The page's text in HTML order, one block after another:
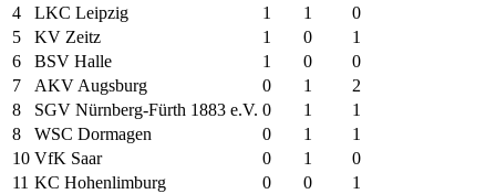
4
LKC Leipzig 1 1
0
5
KV Zeitz 1 0
1
6
BSV Halle 1 0
0
7
AKV Augsburg 0 1
2
8
SGV Nürnberg-Fürth 1883 e.V. 0 1
1
8
WSC Dormagen 0 1
1
10 VfK Saar 0 1
0
11 KC Hohenlimburg 0 0
1